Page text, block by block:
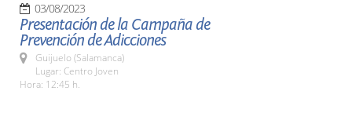
03/08/2023
Presentación de la Campaña de
Prevención de Adicciones
Guijuelo (Salamanca)
Lugar: Centro Joven
Hora: 12:45 h.